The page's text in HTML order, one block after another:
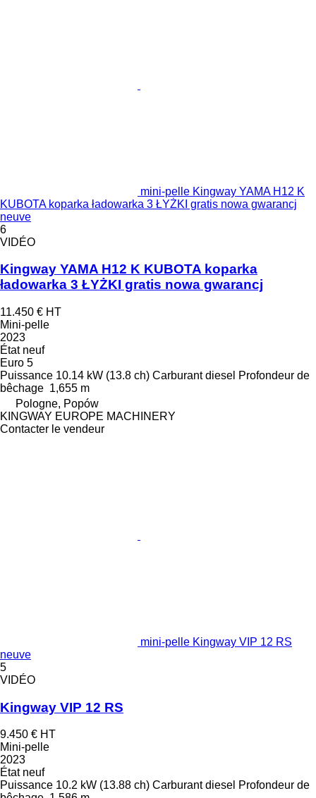
mini-pelle Kingway YAMA H12 K
KUBOTA koparka ładowarka 3 ŁYŻKI gratis nowa gwarancj
neuve
6
VIDÉO
Kingway YAMA H12 K KUBOTA koparka
ładowarka 3 ŁYŻKI gratis nowa gwarancj
11.450 € HT
Mini-pelle
2023
Étatneuf
Euro 5
Puissance 10.14 kW (13.8 ch) Carburant diesel Profondeur de
bêchage 1,655 m
Pologne, Popów
KINGWAY EUROPE MACHINERY
Contacter le vendeur
mini-pelle Kingway VIP 12 RS
neuve
5
VIDÉO
Kingway VIP 12 RS
9.450 € HT
Mini-pelle
2023
Étatneuf
Puissance 10.2 kW (13.88 ch) Carburant diesel Profondeur de